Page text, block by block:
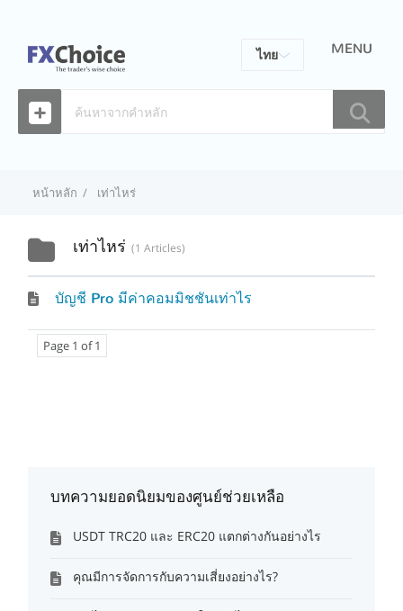
MENU
หน้าหลัก เท่าไหร่
เท่าไหร่ 1 Articles
บัญชี Pro มีค่าคอมมิชชันเท่าไร
Page 1 of 1
บทความยอดนิยมของศูนย์ช่วยเหลือ
USDT TRC20 และ ERC20 แตกต่างกันอย่างไร
คุณมีการจัดการกับความเสี่ยงอย่างไร?
ไทย